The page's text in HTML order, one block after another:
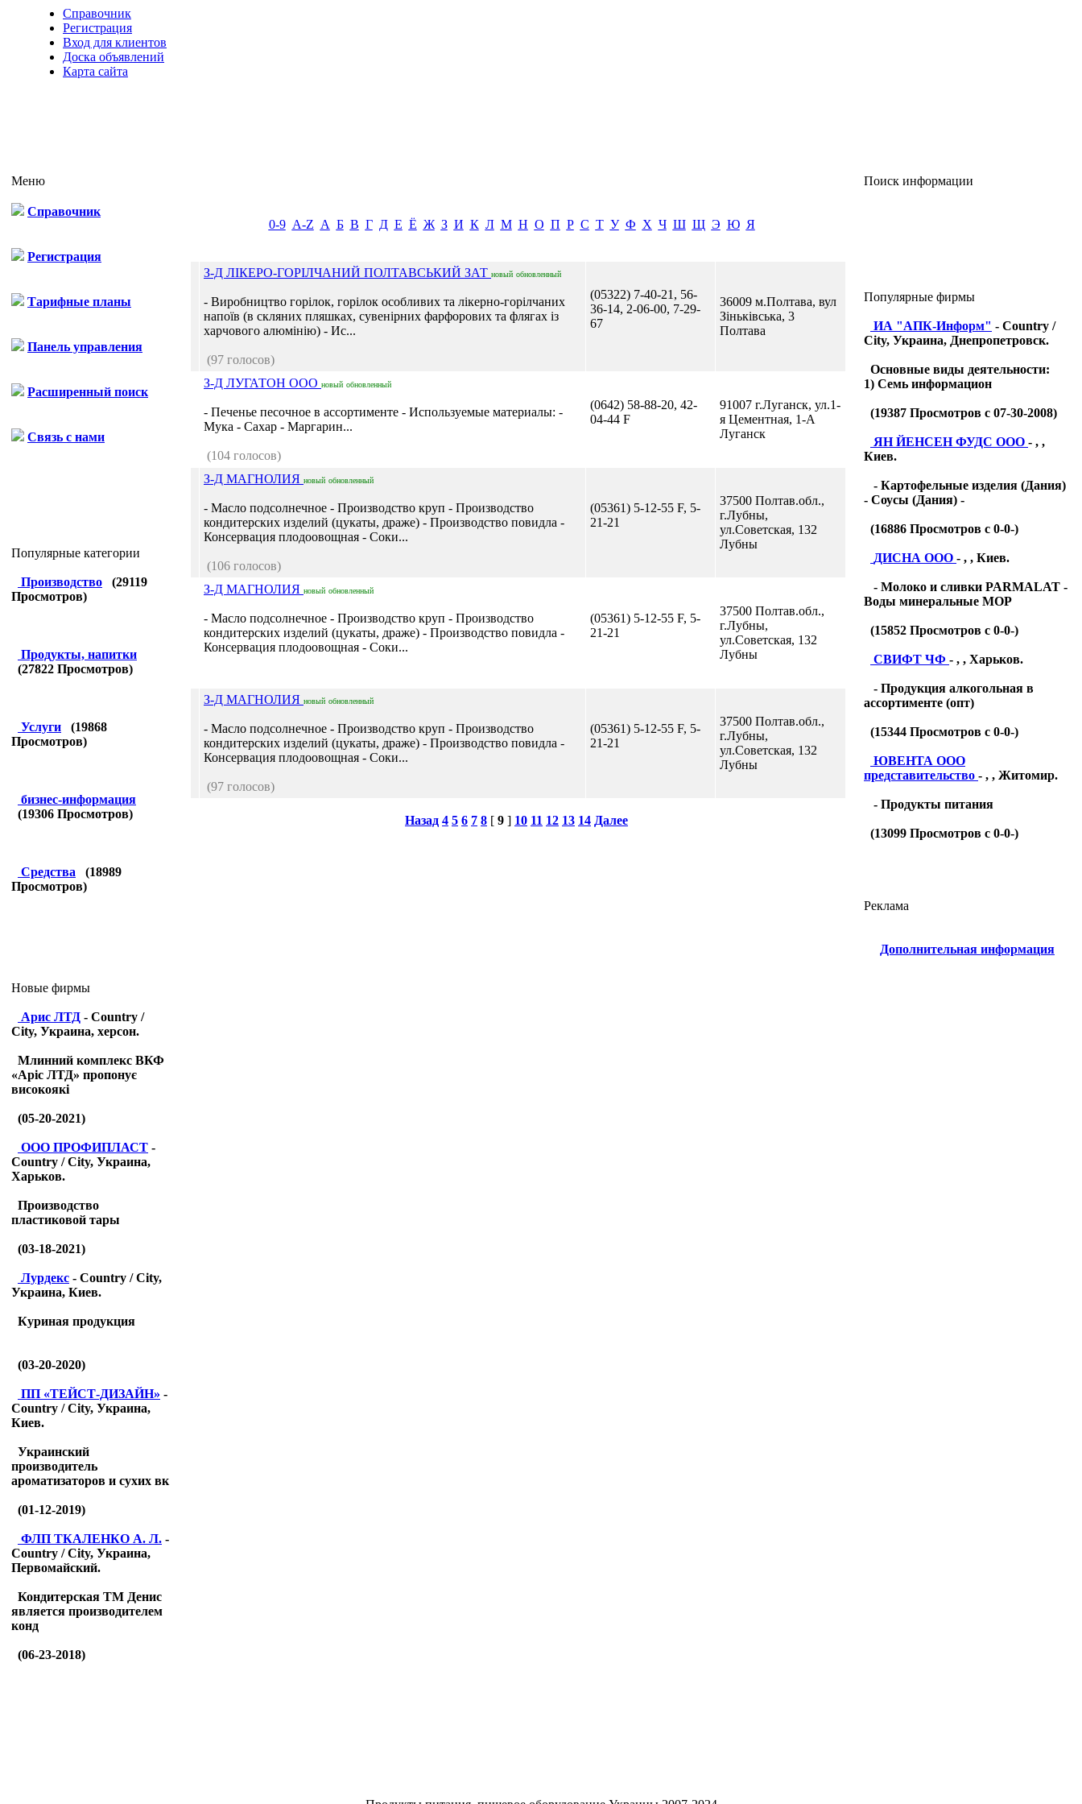
Справочник
Регистрация
Вход для клиентов
Доска объявлений
Карта сайта
Меню
Справочник
Регистрация
Тарифные планы
Панель управления
Расширенный поиск
Связь с нами
Популярные категории
Производство (29119
Просмотров)
Продукты, напитки
(27822 Просмотров)
Услуги (19868
Просмотров)
бизнес-информация
(19306 Просмотров)
Средства (18989
Просмотров)
Новые фирмы
Арис ЛТД - Country /
City, Украина, херсон.
Млинний комплекс ВКФ
«Аріс ЛТД» пропонує
високоякі
(05-20-2021)
ООО ПРОФИПЛАСТ -
Country / City, Украина,
Харьков.
Производство
пластиковой тары
(03-18-2021)
Лурдекс - Country / City,
Украина, Киев.
Куриная продукция
(03-20-2020)
ПП «ТЕЙСТ-ДИЗАЙН» -
Country / City, Украина,
Киев.
Украинский
производитель
ароматизаторов и сухих вк
(01-12-2019)
ФЛП ТКАЛЕНКО А. Л. -
Country / City, Украина,
Первомайский.
Кондитерская ТМ Денис
является производителем
конд
(06-23-2018)
0-9 A-Z А Б В Г Д Е Ё Ж З И К Л М Н О П Р С Т У Ф Х Ч Ш Щ Э Ю Я
З-Д ЛІКЕРО-ГОРІЛЧАНИЙ ПОЛТАВСЬКИЙ ЗАТ новый обновленный
- Виробництво горілок, горілок особливих та лікерно-горілчаних
напоїв (в скляних пляшках, сувенірних фарфорових та флягах із
харчового алюмінію) - Ис...
(97 голосов)
(05322) 7-40-21, 56-
36-14, 2-06-00, 7-29-
67
36009 м.Полтава, вул
Зіньківська, 3
Полтава
З-Д ЛУГАТОН ООО новый обновленный
- Печенье песочное в ассортименте - Используемые материалы: -
Мука - Сахар - Маргарин...
(104 голосов)
(0642) 58-88-20, 42-
04-44 F
91007 г.Луганск, ул.1-
я Цементная, 1-А
Луганск
З-Д МАГНОЛИЯ новый обновленный
- Масло подсолнечное - Производство круп - Производство
кондитерских изделий (цукаты, драже) - Производство повидла -
Консервация плодоовощная - Соки...
(106 голосов)
(05361) 5-12-55 F, 5-
21-21
37500 Полтав.обл.,
г.Лубны,
ул.Советская, 132
Лубны
З-Д МАГНОЛИЯ новый обновленный
- Масло подсолнечное - Производство круп - Производство
кондитерских изделий (цукаты, драже) - Производство повидла -
Консервация плодоовощная - Соки...
(05361) 5-12-55 F, 5-
21-21
37500 Полтав.обл.,
г.Лубны,
ул.Советская, 132
Лубны
З-Д МАГНОЛИЯ новый обновленный
- Масло подсолнечное - Производство круп - Производство
кондитерских изделий (цукаты, драже) - Производство повидла -
Консервация плодоовощная - Соки...
(97 голосов)
(05361) 5-12-55 F, 5-
21-21
37500 Полтав.обл.,
г.Лубны,
ул.Советская, 132
Лубны
Назад 4 5 6 7 8 [ 9 ] 10 11 12 13 14 Далее
Поиск информации
Популярные фирмы
ИА "АПК-Информ" - Country /
City, Украина, Днепропетровск.
Основные виды деятельности:
1) Семь информацион
(19387 Просмотров с 07-30-2008)
ЯН ЙЕНСЕН ФУДС ООО - , ,
Киев.
- Картофельные изделия (Дания)
- Соусы (Дания) -
(16886 Просмотров с 0-0-)
ДИСНА ООО - , , Киев.
- Молоко и сливки PARMALAT -
Воды минеральные МОР
(15852 Просмотров с 0-0-)
СВИФТ ЧФ - , , Харьков.
- Продукция алкогольная в
ассортименте (опт)
(15344 Просмотров с 0-0-)
ЮВЕНТА ООО
представительство - , , Житомир.
- Продукты питания
(13099 Просмотров с 0-0-)
Реклама
Дополнительная информация